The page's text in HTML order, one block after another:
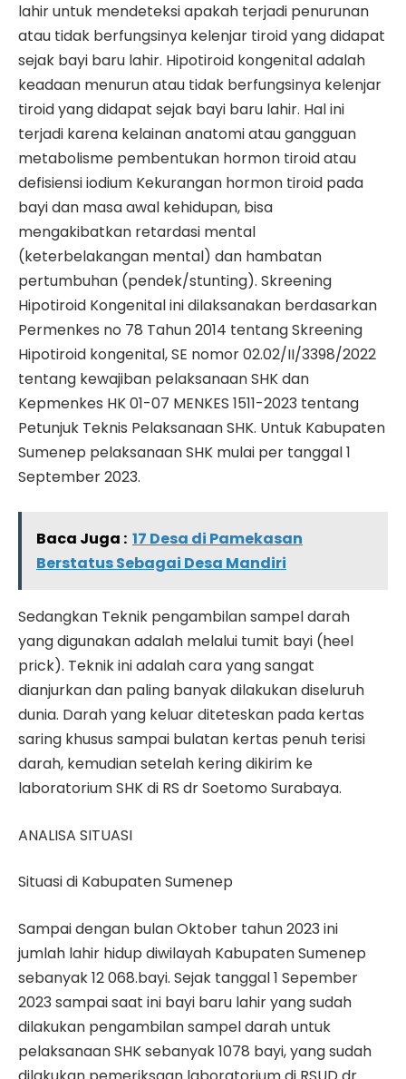
lahir untuk mendeteksi apakah terjadi penurunan
atau tidak berfungsinya kelenjar tiroid yang didapat
sejak bayi baru lahir. Hipotiroid kongenital adalah
keadaan menurun atau tidak berfungsinya kelenjar
tiroid yang didapat sejak bayi baru lahir. Hal ini
terjadi karena kelainan anatomi atau gangguan
metabolisme pembentukan hormon tiroid atau
defisiensi iodium Kekurangan hormon tiroid pada
bayi dan masa awal kehidupan, bisa
mengakibatkan retardasi mental
(keterbelakangan mental) dan hambatan
pertumbuhan (pendek/stunting). Skreening
Hipotiroid Kongenital ini dilaksanakan berdasarkan
Permenkes no 78 Tahun 2014 tentang Skreening
Hipotiroid kongenital, SE nomor 02.02/II/3398/2022
tentang kewajiban pelaksanaan SHK dan
Kepmenkes HK 01-07 MENKES 1511-2023 tentang
Petunjuk Teknis Pelaksanaan SHK. Untuk Kabupaten
Sumenep pelaksanaan SHK mulai per tanggal 1
September 2023.
Baca Juga : 17 Desa di Pamekasan
Berstatus Sebagai Desa Mandiri
Sedangkan Teknik pengambilan sampel darah
yang digunakan adalah melalui tumit bayi (heel
prick). Teknik ini adalah cara yang sangat
dianjurkan dan paling banyak dilakukan diseluruh
dunia. Darah yang keluar diteteskan pada kertas
saring khusus sampai bulatan kertas penuh terisi
darah, kemudian setelah kering dikirim ke
laboratorium SHK di RS dr Soetomo Surabaya.
ANALISA SITUASI
Situasi di Kabupaten Sumenep
Sampai dengan bulan Oktober tahun 2023 ini
jumlah lahir hidup diwilayah Kabupaten Sumenep
sebanyak 12 068.bayi. Sejak tanggal 1 Sepember
2023 sampai saat ini bayi baru lahir yang sudah
dilakukan pengambilan sampel darah untuk
pelaksanaan SHK sebanyak 1078 bayi, yang sudah